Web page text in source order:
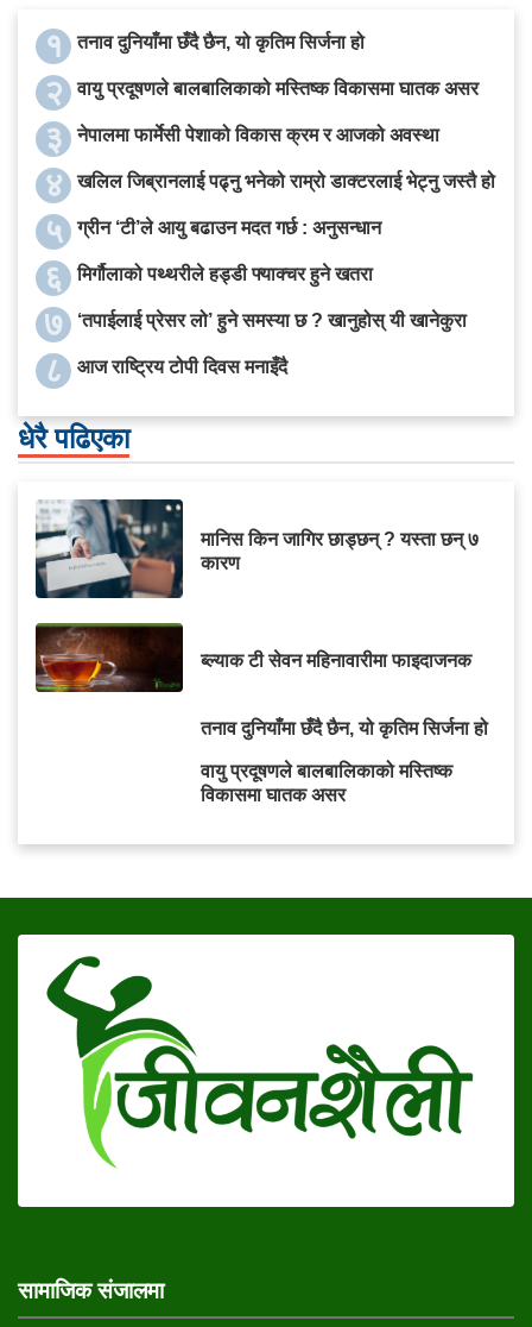
१ तनाव दुनियाँमा छँदै छैन, यो कृतिम सिर्जना हो
२ वायु प्रदूषणले बालबालिकाको मस्तिष्क विकासमा घातक असर
३ नेपालमा फार्मेसी पेशाको विकास क्रम र आजको अवस्था
४ खलिल जिब्रानलाई पढ्नु भनेको राम्रो डाक्टरलाई भेट्नु जस्तै हो
५ ग्रीन ‘टी’ले आयु बढाउन मदत गर्छ : अनुसन्धान
६ मिर्गौलाको पथ्थरीले हड्डी फ्याक्चर हुने खतरा
७ ‘तपाईलाई प्रेसर लो’ हुने समस्या छ ? खानुहोस् यी खानेकुरा
८ आज राष्ट्रिय टोपी दिवस मनाइँदै
धेरै पढिएका
मानिस किन जागिर छाड्छन् ? यस्ता छन् ७
कारण
ब्ल्याक टी सेवन महिनावारीमा फाइदाजनक
तनाव दुनियाँमा छँदै छैन, यो कृतिम सिर्जना हो
वायु प्रदूषणले बालबालिकाको मस्तिष्क
विकासमा घातक असर
सामाजिक संजालमा